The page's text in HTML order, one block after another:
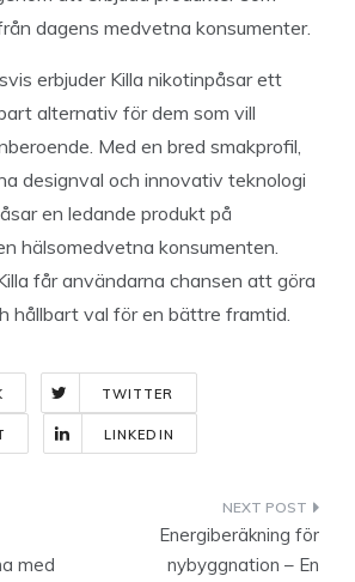
dagens medvetna konsumenter.
erbjuder Killa nikotinpåsar ett
alternativ för dem som vill
Med en bred smakprofil,
designval och innovativ teknologi
en ledande produkt på
hälsomedvetna konsumenten.
får användarna chansen att göra
hållbart val för en bättre framtid.
TWITTER
LINKEDIN
med
Energiberäkning för
nybyggnation – En